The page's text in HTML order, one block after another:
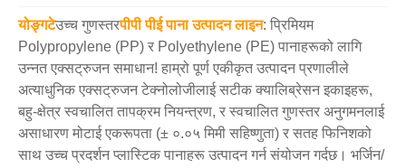
योङ्गटेउच्च गुणस्तरपीपी पीई पाना उत्पादन लाइन: प्रिमियम
Polypropylene (PP) र Polyethylene (PE) पानाहरूको लागि
उन्नत एक्सट्रुजन समाधान! हाम्रो पूर्ण एकीकृत उत्पादन प्रणालीले
अत्याधुनिक एक्सट्रुजन टेक्नोलोजीलाई सटीक क्यालिब्रेसन इकाइहरू,
बहु-क्षेत्र स्वचालित तापक्रम नियन्त्रण, र स्वचालित गुणस्तर अनुगमनलाई
असाधारण मोटाई एकरूपता (± ०.०५ मिमी सहिष्णुता) र सतह फिनिशको
साथ उच्च प्रदर्शन प्लास्टिक पानाहरू उत्पादन गर्न संयोजन गर्दछ। भर्जिन/